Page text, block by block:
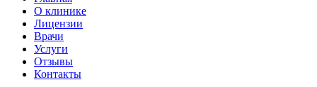
О клинике
Лицензии
Врачи
Услуги
Отзывы
Контакты